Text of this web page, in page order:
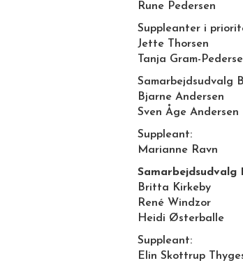
Rune Pedersen
Suppleanter i
Jette Thorsen
Tanja Gram-
Samarbejdsudvalg
Bjarne Andersen
Sven Åge Andersen
Suppleant:
Marianne Ravn
Samarbejdsudvalg
Britta Kirkeby
René Windzor
Heidi Østerballe
Suppleant:
Elin Skottrup